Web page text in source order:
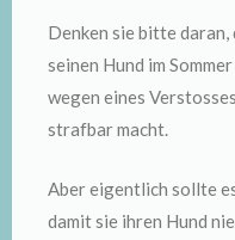
Denken sie bitte daran,
seinen Hund im
wegen eines
strafbar macht.
Aber eigentlich sollte
damit sie ihren Hund